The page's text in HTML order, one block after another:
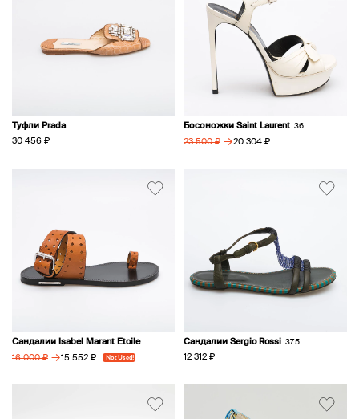
Туфли Prada
30 456 ₽
Босоножки Saint Laurent 36
23 500 ₽ → 20 304 ₽
Сандалии Isabel Marant Etoile
16 000 ₽ → 15 552 ₽ Not Used!
Сандалии Sergio Rossi 37.5
12 312 ₽